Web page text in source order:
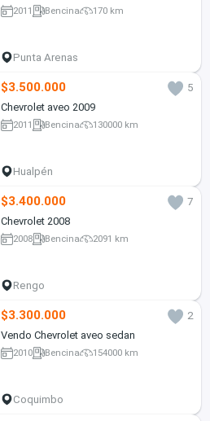
2011 Bencina 170 km
Punta Arenas
$3.500.000
5
Chevrolet aveo 2009
2011 Bencina 130000 km
Hualpén
$3.400.000
7
Chevrolet 2008
2008 Bencina 2091 km
Rengo
$3.300.000
2
Vendo Chevrolet aveo sedan
2010 Bencina 154000 km
Coquimbo